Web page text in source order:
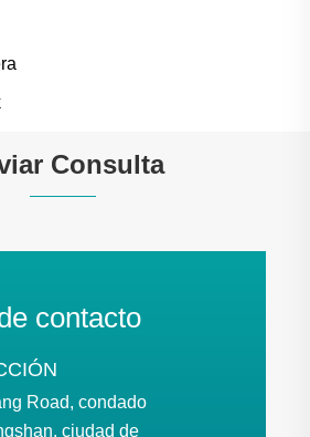
Consulta
contacto
Road, condado
ciudad de